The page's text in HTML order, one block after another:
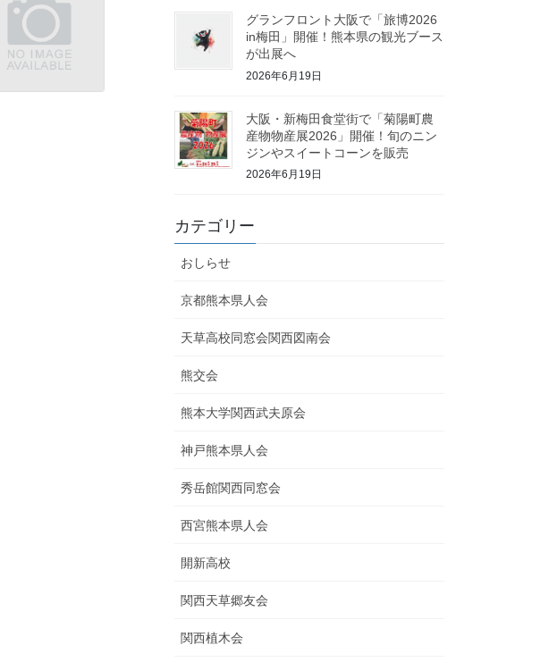
グランフロント大阪で「旅博2026
in梅田」開催！熊本県の観光ブース
が出展へ
2026年6月19日
大阪・新梅田食堂街で「菊陽町農
産物物産展2026」開催！旬のニン
ジンやスイートコーンを販売
2026年6月19日
カテゴリー
おしらせ
京都熊本県人会
天草高校同窓会関西図南会
熊交会
熊本大学関西武夫原会
神戸熊本県人会
秀岳館関西同窓会
西宮熊本県人会
開新高校
関西天草郷友会
関西植木会